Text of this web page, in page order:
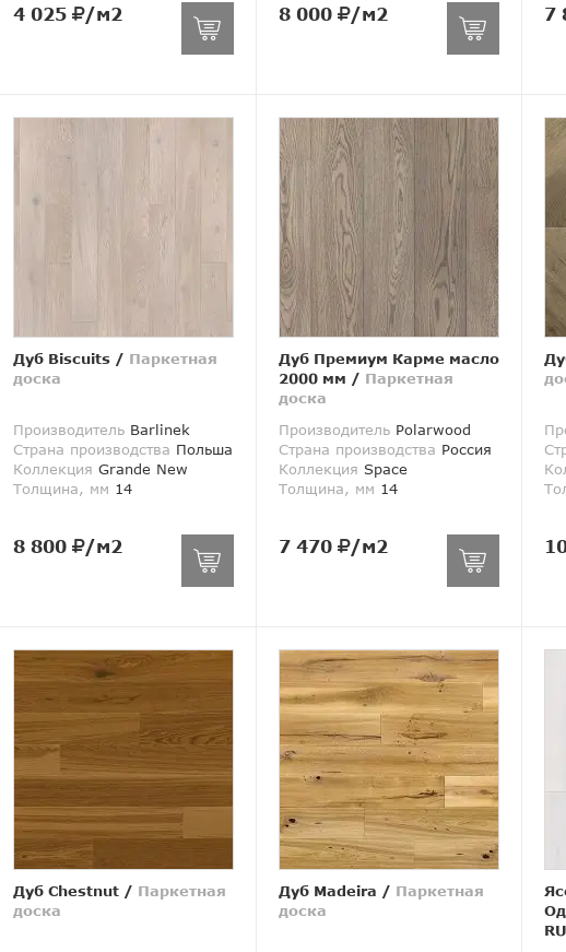
4 025 /м2 8 000 /м2 7
Дуб Biscuits / Паркетная
доска
Производитель Barlinek
Страна производства Польша
Коллекция Grande New
Толщина, мм 14
8 800 /м2
Дуб Премиум Карме масло
2000 мм / Паркетная
доска
ПроизводительPolarwood
Страна производства Россия
Коллекция Space
Толщина, мм 14
7 470 /м2
Дуб Chestnut / Паркетная
доска
Дуб Madeira / Паркетная
доска